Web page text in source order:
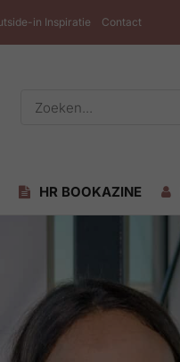
in Inspiratie Contact
HR BOOKAZINE